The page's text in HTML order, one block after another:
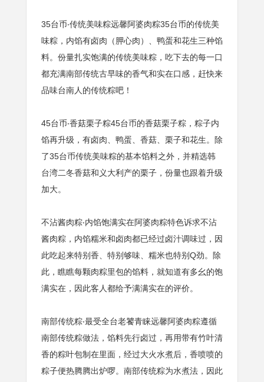
35台币‧传统美味粽远馨阿婆肉粽35台币的传统美
味粽，内馅有卤肉（胛心肉）、鸭蛋和花生三种馅
料。份量扎实饱满的传统美味粽，吃下去的每一口
都充满南部传统古早味的香气和实在口感，赶快来
品味台南人的传统粽吧！
45台币‧香菇栗子粽45台币的香菇栗子粽，粽子内
馅再升级，有卤肉、鸭蛋、香菇、栗子和花生。除
了35台币传统美味粽的基本馅料之外，并精选韩
台湾二冬香菇和义大利产的栗子，份量也跟着升级
加大。
不沾酱肉粽‧内馅饱满实在阿婆肉粽特色诉求不沾
酱肉粽，内馅糯米和卤肉都已经过卤汁调味过，因
此吃起来特别香、特别够味、糯米也特别Q劲。除
此，瞧瞧每颗肉粽里包的馅料，就知道有多幺的饱
满实在，因此客人都给予满满实在的评价。
南部传统粽‧最受全台老饕青睐远馨阿婆肉粽遵循
南部传统粽做法，馅料先行卤过，再用带有竹叶清
香的粽叶包制在里面，经过大火水煮后，香喷喷的
粽子便热腾腾出炉啰。南部传统粽为水煮法，因此